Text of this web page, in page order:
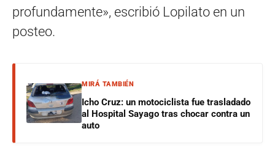
profundamente», escribió Lopilato en un
posteo.
MIRÁ TAMBIÉN
Icho Cruz: un motociclista fue trasladado
al Hospital Sayago tras chocar contra un
auto